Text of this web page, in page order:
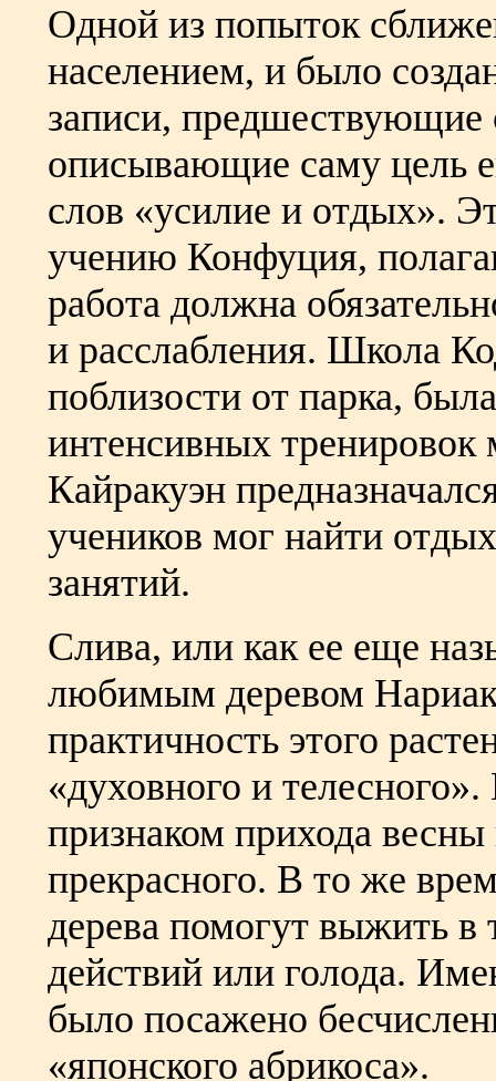
Одной из попыток
населением, и было
записи, предшествующие
описывающие саму цель
слов «усилие и отдых».
учению Конфуция,
работа должна
и расслабления. Школа
поблизости от парка,
интенсивных тренировок
Кайракуэн
учеников мог найти
занятий.
Слива, или как ее еще
любимым деревом
практичность этого
«духовного и
признаком прихода
прекрасного. В то же
дерева помогут выжить
действий или голода.
было посажено
«японского абрикоса».